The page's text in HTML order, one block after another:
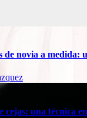
de novia a medida:
una técnica